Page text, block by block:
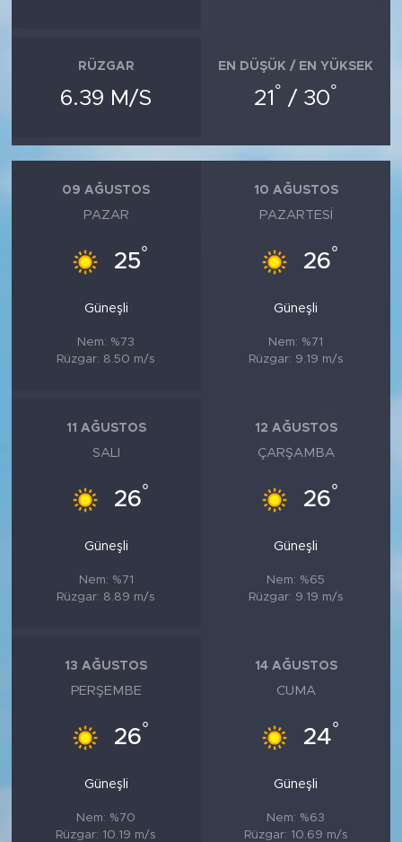
RÜZGAR
6.39 M/S
EN DÜŞÜK / EN YÜKSEK
21 ° / 30°
09 AĞUSTOS
PAZAR
25°
Güneşli
Nem: %73
Rüzgar: 8.50 m/s
10 AĞUSTOS
PAZARTESI
26°
Güneşli
Nem: %71
Rüzgar: 9.19 m/s
11 AĞUSTOS
SALI
26°
Güneşli
Nem: %71
Rüzgar: 8.89 m/s
12 AĞUSTOS
ÇARŞAMBA
26°
Güneşli
Nem: %65
Rüzgar: 9.19 m/s
13 AĞUSTOS
PERŞEMBE
26°
Güneşli
Nem: %70
Rüzgar: 10.19 m/s
14 AĞUSTOS
CUMA
24°
Güneşli
Nem: %63
Rüzgar: 10.69 m/s